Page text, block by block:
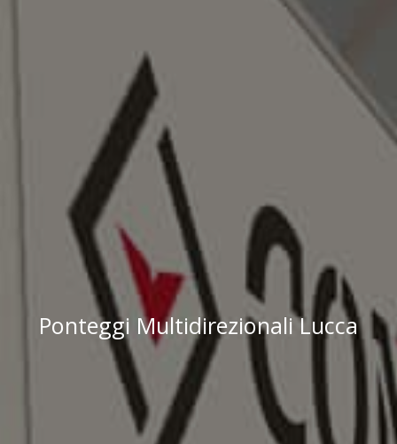
Ponteggi Multidirezionali Lucca